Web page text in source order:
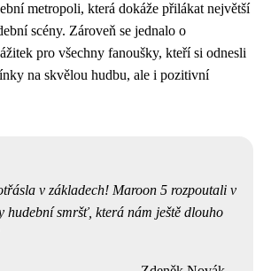
metropoli, která dokáže přilákat největší
scény. Zároveň se jednalo o
pro všechny fanoušky, kteří si odnesli
na skvělou hudbu, ale i pozitivní
v základech! Maroon 5 rozpoutali v
hudební smršť, která nám ještě dlouho